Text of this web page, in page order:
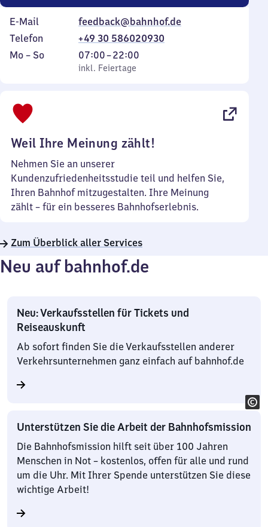
E-Mail
feedback@bahnhof.de
Telefon
+49 30 586020930
Montag
Mo – So,
inkl. Feiertage
07:00–22:00
Von
7
inkl. Feiertage
Weil Ihre Meinung zählt!
Nehmen Sie an unserer
Kundenzufriedenheitsstudie teil und helfen Sie,
Ihren Bahnhof mitzugestalten. Ihre Meinung
zählt – für ein besseres Bahnhofserlebnis.
Zum Überblick aller Services
Neu auf bahnhof.de
Neu: Verkaufsstellen für Tickets und
Reiseauskunft
Ab sofort finden Sie die Verkaufsstellen anderer
Verkehrsunternehmen ganz einfach auf bahnhof.de
Unterstützen Sie die Arbeit der Bahnhofsmission
Die Bahnhofsmission hilft seit über 100 Jahren
Menschen in Not – kostenlos, offen für alle und rund
um die Uhr. Mit Ihrer Spende unterstützen Sie diese
wichtige Arbeit!